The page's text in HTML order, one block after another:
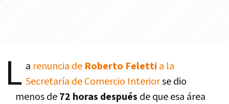
L a renuncia de Roberto Feletti a la
Secretaría de Comercio Interiorse dio
menos de72 horas después de que esa área